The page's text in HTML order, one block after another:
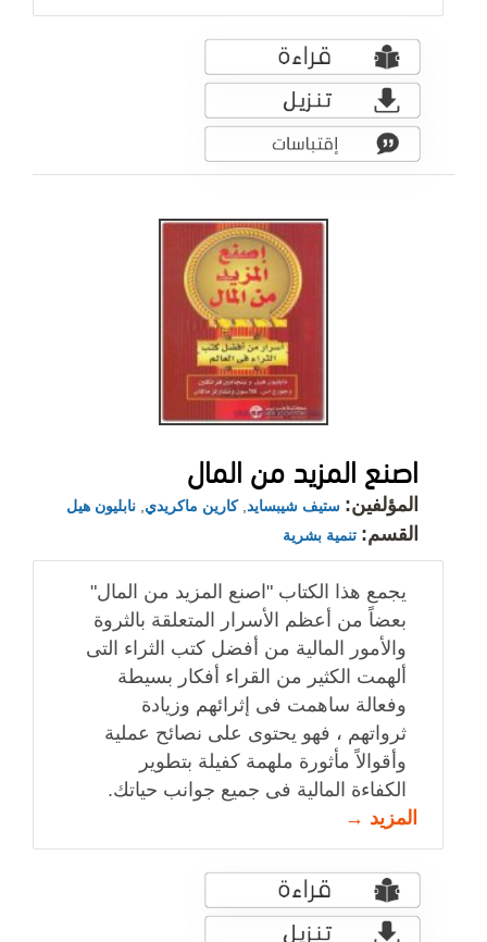
اصنع المزيد من المال
المؤلفين: ستيف شيبسايد ,كارين ماكريدي نابليون هيل
القسم: تنمية بشرية
يجمع هذا الكتاب "اصنع المزيد من المال"
بعضاً من أعظم الأسرار المتعلقة بالثروة
والأمور المالية من أفضل كتب الثراء التى
ألهمت الكثير من القراء أفكار بسيطة
وفعالة ساهمت فى إثرائهم وزيادة
ثرواتهم ، فهو يحتوى على نصائح عملية
وأقوالاً مأثورة ملهمة كفيلة بتطوير
الكفاءة المالية فى جميع جوانب حياتك.
المزيد →